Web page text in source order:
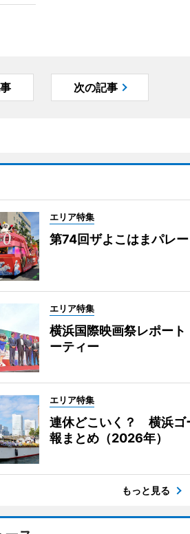
次の記事
エリア特集
第74回ザよこはまパレ
エリア特集
横浜国際映画祭レポー
ーティー
エリア特集
連休どこいく？ 横浜ゴ
報まとめ（2026年）
もっと見る